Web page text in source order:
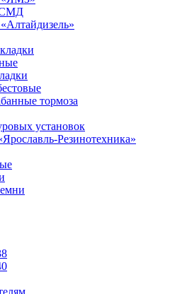
СМД
тормоза
установок
Резинотехника»